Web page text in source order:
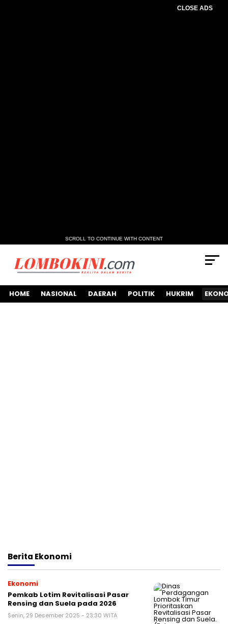
CLOSE ADS
SCROLL TO CONTINUE WITH CONTENT
HOME NASIONAL DAERAH POLITIK HUKRIM
Berita Ekonomi
Ekonomi
Pemkab Lotim Revitalisasi Pasar
Rensing dan Suela pada 2026
Senin, 29 Desember 2025 - 23:30 WITA